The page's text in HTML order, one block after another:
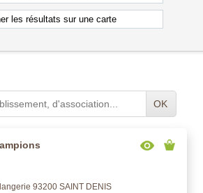
les résultats sur une carte
OK
93200 SAINT DENIS